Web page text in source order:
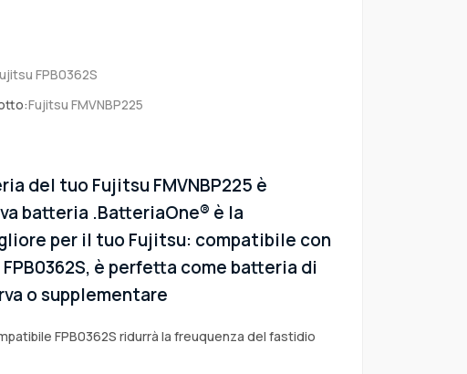
FPB0362S
Fujitsu FMVNBP225
del tuo Fujitsu FMVNBP225 è
batteria .BatteriaOne® è la
per il tuo Fujitsu: compatibile con
è perfetta come batteria di
o supplementare
FPB0362S ridurrà la freuquenza del fastidio